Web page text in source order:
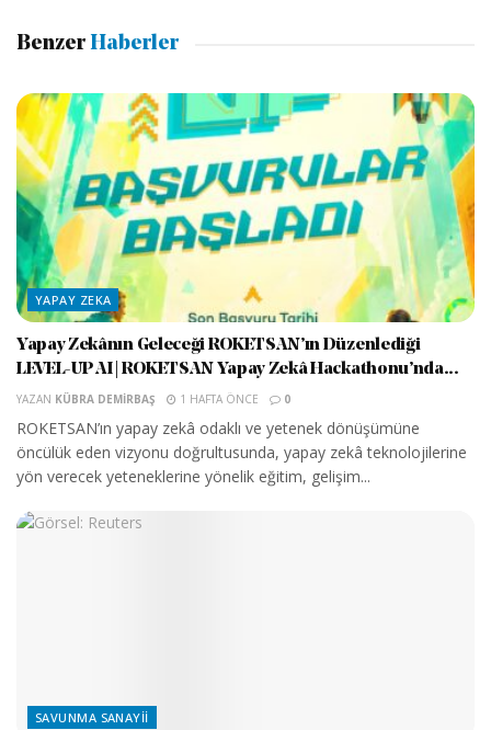
Benzer Haberler
YAPAY ZEKA
Yapay Zekânın Geleceği ROKETSAN’ın Düzenlediği
LEVEL-UP AI | ROKETSAN Yapay Zekâ Hackathonu’nda...
YAZAN KÜBRA DEMIRBAŞ 1 HAFTA ÖNCE 0
ROKETSAN’ın yapay zekâ odaklı ve yetenek dönüşümüne
öncülük eden vizyonu doğrultusunda, yapay zekâ teknolojilerine
yön verecek yeteneklerine yönelik eğitim, gelişim...
SAVUNMA SANAYII